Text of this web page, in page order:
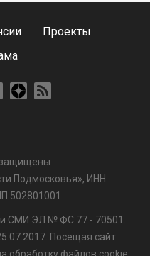
Проекты
Подмосковья», ИНН
502801001
СМИ ЭЛ № ФС 77 - 70501.
Посещая сайт